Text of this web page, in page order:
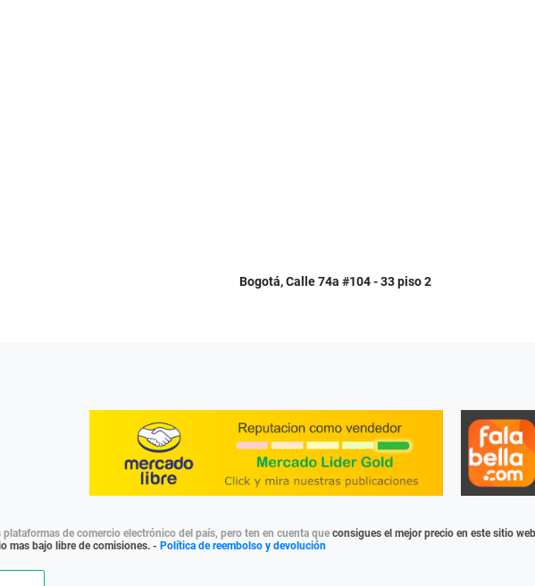
Bogotá, Calle 74a #104 - 33 piso 2
de comercio electrónico del país, pero ten en cuenta que consigues el mejor precio en este sitio
mas bajo libre de comisiones. - Política de reembolso y devolución